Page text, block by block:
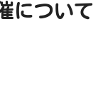
について